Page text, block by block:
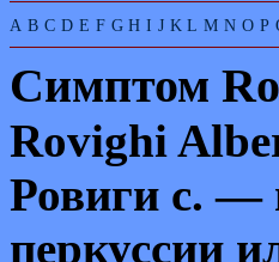
A B C D E F G H I J K L M N O P
Симптом
Rovighi
Ровиги с. —
перкуссии